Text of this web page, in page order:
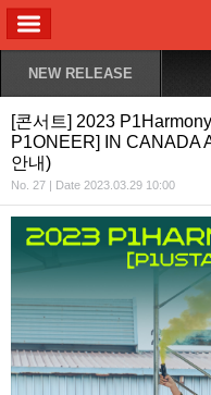
NEW RELEASE
[콘서트] 2023
P1ONEER] IN CANADA
안내)
No. 27 | Date 2023.03.29 10:00